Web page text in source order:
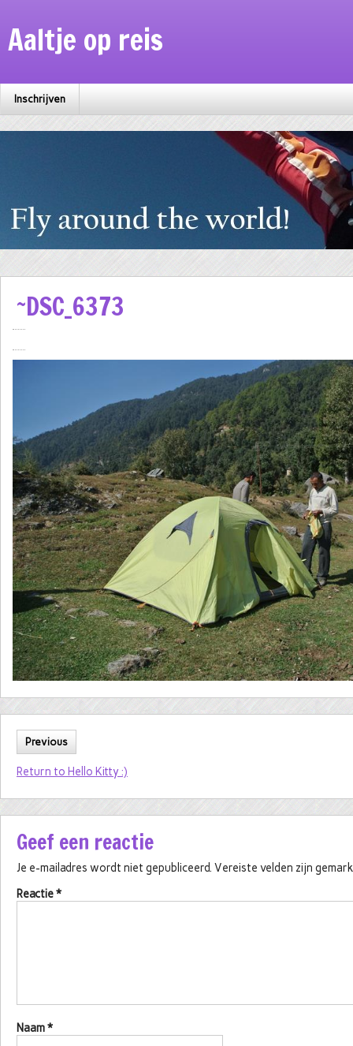
Aaltje op reis
Inschrijven
~DSC_6373
Previous
Return to Hello Kitty :)
Geef een reactie
Je e-mailadres wordt niet gepubliceerd. Vereiste velden zijn
Reactie*
Naam*